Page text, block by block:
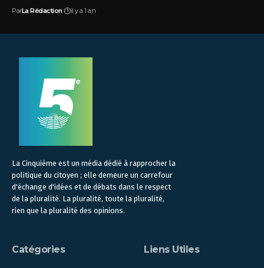
ParLa Rédaction il y a 1 an
La Cinquième est un média dédié à rapprocher la
politique du citoyen ; elle demeure un carrefour
d'échange d'idées et de débats dans le respect
de la pluralité. La pluralité, toute la pluralité,
rien que la pluralité des opinions.
Catégories Liens Utiles